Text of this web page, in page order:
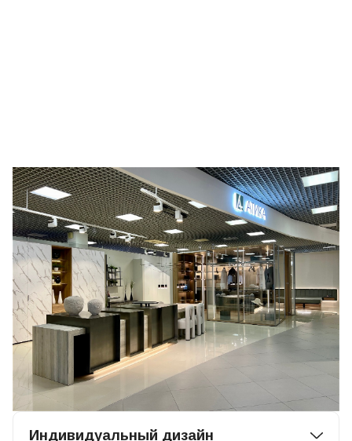
Индивидуальный дизайн